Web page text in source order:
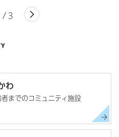
3
わ
までのコミュニティ施設